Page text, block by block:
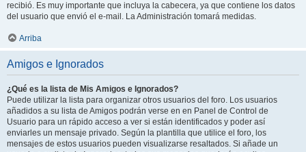
recibió. Es muy importante que incluya la cabecera, ya que contiene los datos
del usuario que envió el e-mail. La Administración tomará medidas.
Arriba
Amigos e Ignorados
¿Qué es la lista de Mis Amigos e Ignorados?
Puede utilizar la lista para organizar otros usuarios del foro. Los usuarios
añadidos a su lista de Amigos podrán verse en en Panel de Control de
Usuario para un rápido acceso a ver si están identificados y poder así
enviarles un mensaje privado. Según la plantilla que utilice el foro, los
mensajes de estos usuarios pueden visualizarse resaltados. Si añade un